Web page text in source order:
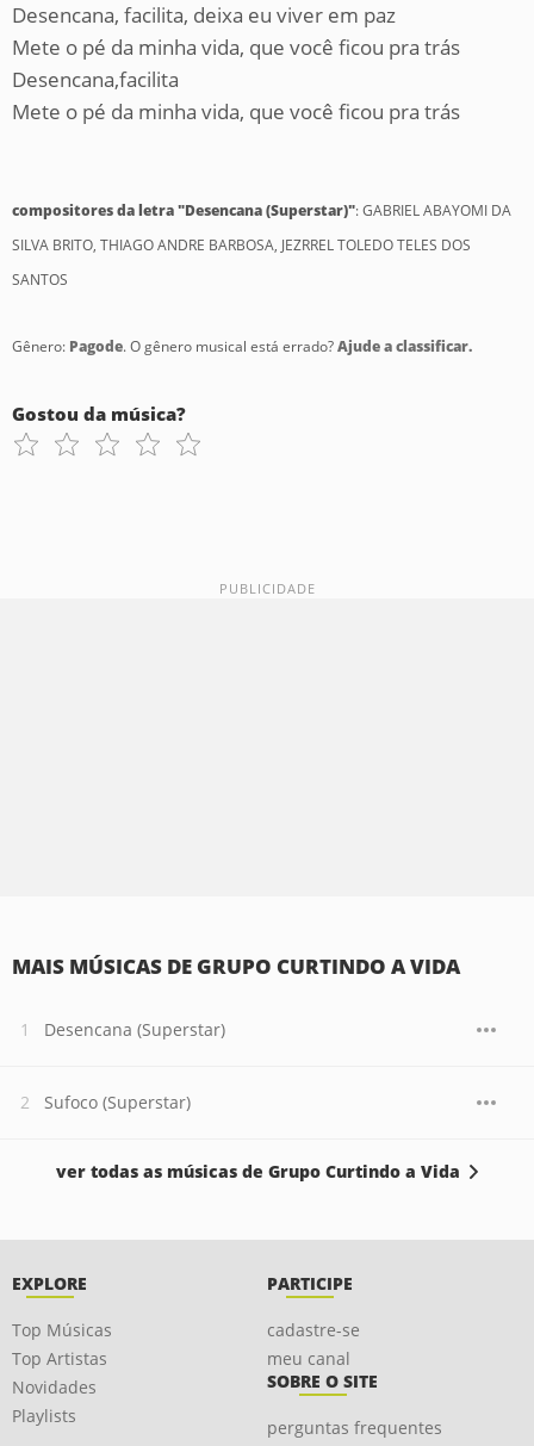
Desencana, facilita, deixa eu viver em paz
Mete o pé da minha vida, que você ficou pra trás
Desencana,facilita
Mete o pé da minha vida, que você ficou pra trás
compositores da letra "Desencana (Superstar)": GABRIEL ABAYOMI DA
SILVA BRITO, THIAGO ANDRE BARBOSA, JEZRREL TOLEDO TELES DOS
SANTOS
Gênero: Pagode. O gênero musical está errado?Ajude a classificar.
Gostou da música?
MAIS MÚSICAS DE GRUPO CURTINDO A VIDA
Desencana (Superstar)
Sufoco (Superstar)
ver todas as músicas de Grupo Curtindo a Vida
EXPLORE
Top Músicas
Top Artistas
Novidades
Playlists
PARTICIPE
cadastre-se
meu canal
SOBRE O SITE
perguntas frequentes